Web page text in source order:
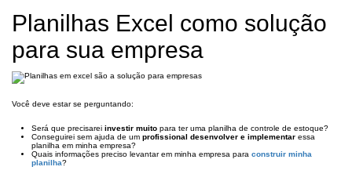
Planilhas Excel como solução
para sua empresa
Você deve estar se perguntando:
Será que precisarei investir muito para ter uma planilha de controle de estoque?
Conseguirei sem ajuda de um profissional desenvolver e implementar essa
planilha em minha empresa?
Quais informações preciso levantar em minha empresa para construir minha
planilha?